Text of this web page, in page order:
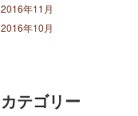
2016年11月
2016年10月
カテゴリー